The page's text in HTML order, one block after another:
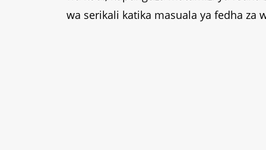
wa serikali katika masuala ya fedha za